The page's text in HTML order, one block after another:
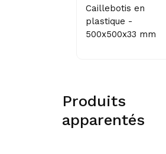
Caillebotis en
plastique -
500x500x33 mm
Produits
apparentés